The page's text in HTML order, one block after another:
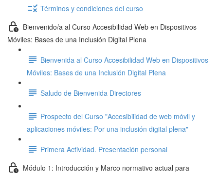
Términos y condiciones del curso
Bienvenido/a al Curso Accesibilidad Web en Dispositivos
Móviles: Bases de una Inclusión Digital Plena
Bienvenida al Curso Accesibilidad Web en Dispositivos
Móviles: Bases de una Inclusión Digital Plena
Saludo de Bienvenida Directores
Prospecto del Curso "Accesibilidad de web móvil y
aplicaciones móviles: Por una inclusión digital plena"
Primera Actividad. Presentación personal
Módulo 1: Introducción y Marco normativo actual para